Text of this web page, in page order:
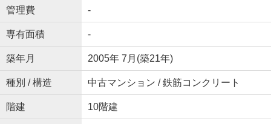
管理費 -
専有面積 -
築年月 2005年 7月(築21年)
種別 / 構造 中古マンション / 鉄筋コンクリート
階建 10階建